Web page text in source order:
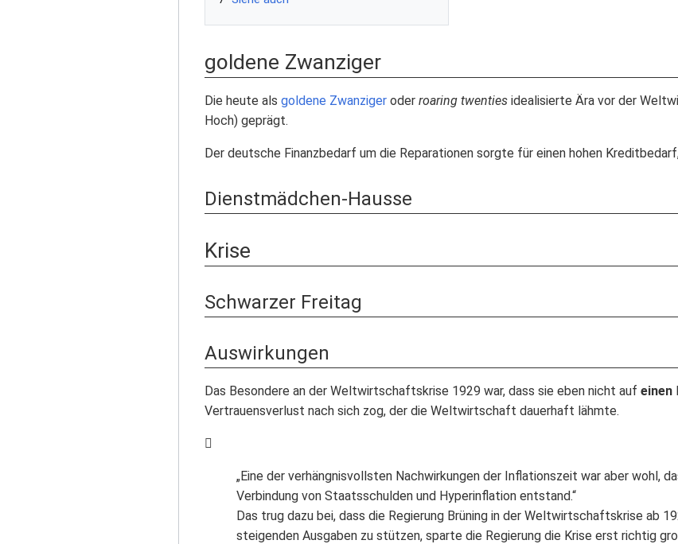
goldene Zwanziger
Die heute als goldene Zwanziger oder roaring twenties idealisierte Ära vor der
Hoch) geprägt.
Der deutsche Finanzbedarf um die Reparationen sorgte für einen hohen
Dienstmädchen-Hausse
Krise
Schwarzer Freitag
Auswirkungen
Das Besondere an der Weltwirtschaftskrise 1929 war, dass sie eben nicht auf einen
Vertrauensverlust nach sich zog, der die Weltwirtschaft dauerhaft lähmte.
„Eine der verhängnisvollsten Nachwirkungen der Inflationszeit war aber wohl,
Verbindung von Staatsschulden und Hyperinflation entstand.“
Das trug dazu bei, dass die Regierung Brüning in der Weltwirtschaftskrise ab
steigenden Ausgaben zu stützen, sparte die Regierung die Krise erst richtig